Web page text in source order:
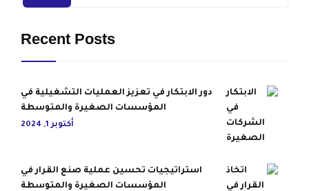
Recent Posts
دور الابتكار في تعزيز العمليات التشغيلية في
المؤسسات الصغيرة والمتوسطة
أكتوبر 1, 2024
استراتيجيات تحسين عملية صنع القرار في
المؤسسات الصغيرة والمتوسطة